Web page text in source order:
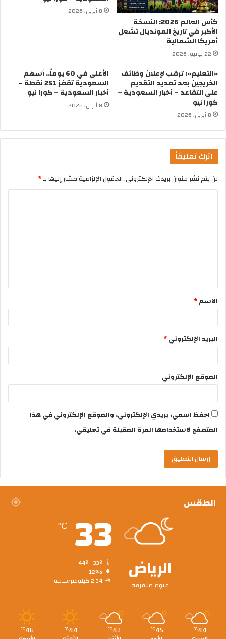
كأس العالم 2026: النسخة
الأكبر في تاريخ المونديال تشعل
أمريكا الشمالية
22 يونيو، 2026
8 أبريل، 2026
«التعليم»: ترقب لإعلان وظائف
الخريجين بعد تمديد التقديم
على التقاعد – أخبار السعودية –
كورا نيو
8 أبريل، 2026
الأعلى في 60 يوماً.. أسهم
السعودية تقفز 251 نقطة –
أخبار السعودية – كورا نيو
8 أبريل، 2026
اترك تعليقاً
لن يتم نشر عنوان بريدك الإلكتروني.الحقول الإلزامية مشار إليها بـ*
الاسم*
البريد الإلكتروني*
الموقع الإلكتروني
احفظ اسمي، بريدي الإلكتروني، والموقع الإلكتروني في هذا
المتصفح لاستخدامها المرة المقبلة في تعليقي.
الطقس
الرياض
غيوم متفرقة
33
℃
12%
2.34 كيلومتر/ساعة
44
℃
45
℃
43
℃
44
℃
46
℃